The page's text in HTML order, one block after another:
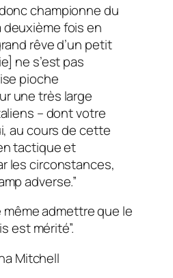
championne du
deuxième fois en
rêve d’un petit
ne s’est pas
pioche
une très large
– dont votre
au cours de cette
tactique et
les circonstances,
adverse.”
même admettre que le
est mérité”.
Mitchell